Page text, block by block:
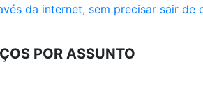
da internet, sem precisar sair de
POR ASSUNTO